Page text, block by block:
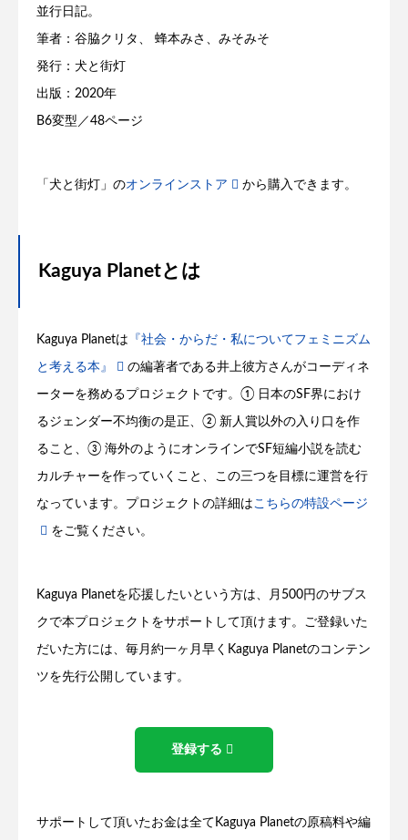
並行日記。
筆者：谷脇クリタ、 蜂本みさ、みそみそ
発行：犬と街灯
出版：2020年
B6変型／48ページ
「犬と街灯」のオンラインストア から購入できます。
Kaguya Planetとは
Kaguya Planetは 『社会・からだ・私についてフェミニズム
と考える本』 の編著者である井上彼方さんがコーディネ
ーターを務めるプロジェクトです。① 日本のSF界におけ
るジェンダー不均衡の是正、② 新人賞以外の入り口を作
ること、③ 海外のようにオンラインでSF短編小説を読む
カルチャーを作っていくこと、この三つを目標に運営を行
なっています。プロジェクトの詳細はこちらの特設ページ
をご覧ください。
Kaguya Planetを応援したいという方は、月500円のサブス
クで本プロジェクトをサポートして頂けます。ご登録いた
だいた方には、毎月約一ヶ月早くKaguya Planetのコンテン
ツを先行公開しています。
登録する
サポートして頂いたお金は全てKaguya Planetの原稿料や編